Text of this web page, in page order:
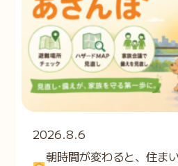
2026.8.6
朝時間が変わると、住ま